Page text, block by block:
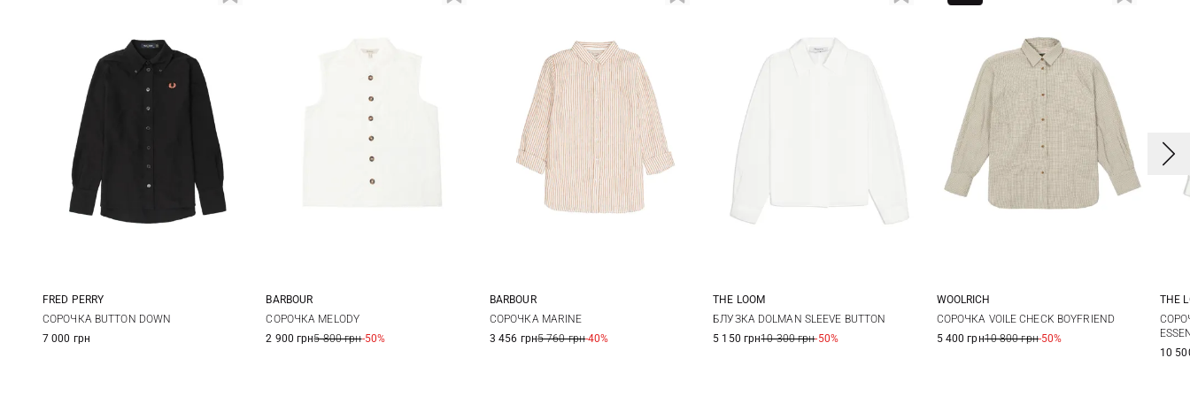
8 10 12
FRED PERRY
СОРОЧКА BUTTON DOWN
7 000 грн
8 10
BARBOUR
СОРОЧКА MELODY
2 900 грн5 800 грн-50%
8 10
BARBOUR
СОРОЧКА MARINE
3 456 грн5 760 грн-40%
XS S M
THE LOOM
БЛУЗКА DOLMAN SLEEVE BUTTON
5 150 грн10 300 грн-50%
S
WOOLRICH
СОРОЧКА VOILE CHECK BOYFRIEND
5 400 грн10 800 грн-50%
S
THE
10